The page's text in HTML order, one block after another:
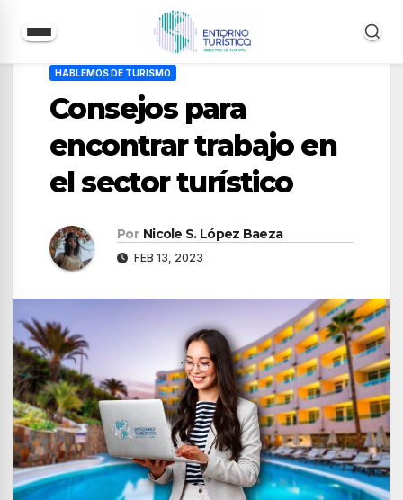
contenido
HABLEMOS DE TURISMO
Consejos para
encontrar trabajo en
el sector turístico
Por Nicole S. López Baeza
FEB 13, 2023